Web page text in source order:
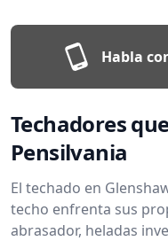
Habla
Techadores
Pensilvania
El techado en
techo enfrenta sus
abrasador, heladas